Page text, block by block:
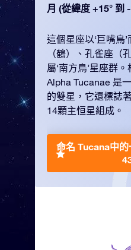
月 (從緯度 +15° 到 -
這個星座以‘巨嘴鳥
（鶴）、孔雀座（
屬‘南方鳥’星座群
Alpha Tucanae 是
的雙星，它還標誌
14顆主恒星組成。
命名 Tucana中的